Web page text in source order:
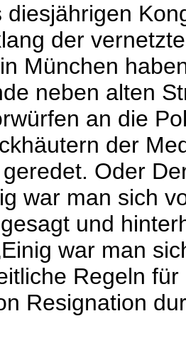
diesjährigen
der
München
neben alten
an die
der
Oder
war man sich
und
war man
Regeln
Resignation